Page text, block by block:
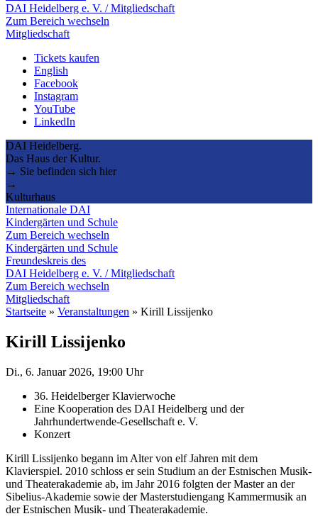
DAI Heidelberg e. V. / Mitgliedschaft
Zum Bereich wechseln
Mitgliedschaft
Tickets kaufen
English
Facebook
Instagram
YouTube
LinkedIn
DAI Heidelberg.
Das Haus der Kultur.
→ Sie befinden sich hier
→
Kulturhaus
Internationale DAI
Kindergärten und Schule
Zum Bereich wechseln
Kindergärten und Schule
Freundeskreis des
DAI Heidelberg e. V. / Mitgliedschaft
Zum Bereich wechseln
Mitgliedschaft
Startseite » Veranstaltungen » Kirill Lissijenko
Kirill Lissijenko
Di., 6. Januar 2026, 19:00 Uhr
36. Heidelberger Klavierwoche
Eine Kooperation des DAI Heidelberg und der
Jahrhundertwende-Gesellschaft e. V.
Konzert
Kirill Lissijenko begann im Alter von elf Jahren mit dem
Klavierspiel. 2010 schloss er sein Studium an der Estnischen Musik-
und Theaterakademie ab, im Jahr 2016 folgten der Master an der
Sibelius-Akademie sowie der Master­studiengang Kammermusik an
der Estnischen Musik- und Theaterakademie.